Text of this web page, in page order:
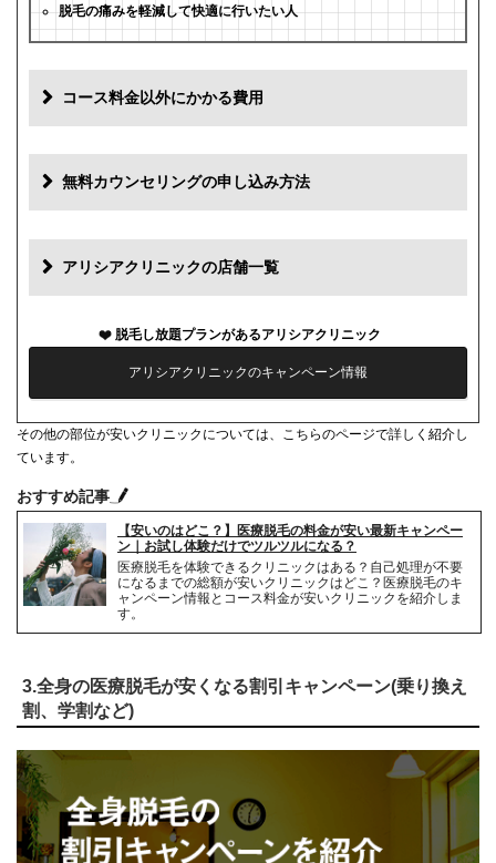
脱毛の痛みを軽減して快適に行いたい人
コース料金以外にかかる費用
初診料 0円
再診料 0円
薬代 0円
シェービング代 0円
麻酔代 3,000円(必要な人のみ)
キャンセル料
解約事務手数料 残り回数分の費用の10%
無料カウンセリングの申し込み方法
アリシアクリニックの店舗一覧
脱毛し放題プランがあるアリシアクリニック
アリシアクリニックのキャンペーン情報
その他の部位が安いクリニックについては、こちらのページで詳しく紹介し
ています。
おすすめ記事
【安いのはどこ？】医療脱毛の料金が安い最新キャンペー
ン｜お試し体験だけでツルツルになる？
医療脱毛を体験できるクリニックはある？自己処理が不要
になるまでの総額が安いクリニックはどこ？医療脱毛のキ
ャンペーン情報とコース料金が安いクリニックを紹介しま
す。
3.全身の医療脱毛が安くなる割引キャンペーン(乗り換え
割、学割など)